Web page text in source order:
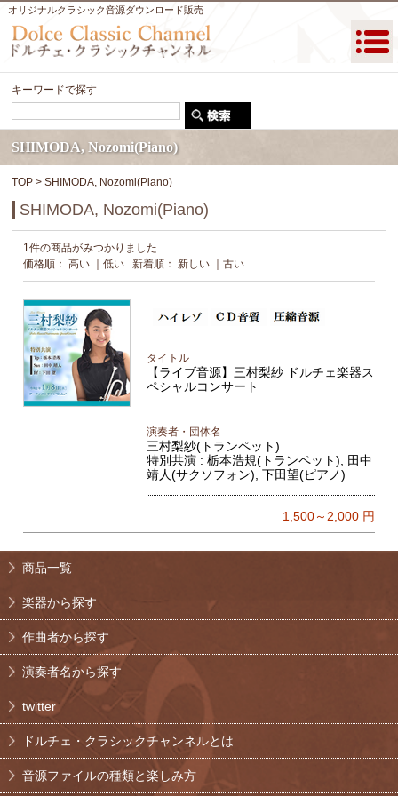
オリジナルクラシック音源ダウンロード販売
キーワードで探す
SHIMODA, Nozomi(Piano)
TOP > SHIMODA, Nozomi(Piano)
SHIMODA, Nozomi(Piano)
1件の商品がみつかりました
価格順：高い ｜低い 新着順：新しい ｜古い
タイトル
【ライブ音源】三村梨紗 ドルチェ楽器ス
ペシャルコンサート
演奏者・団体名
三村梨紗(トランペット)
特別共演 : 栃本浩規(トランペット), 田中
靖人(サクソフォン), 下田望(ピアノ)
1,500～2,000円
商品一覧
楽器から探す
作曲者から探す
演奏者名から探す
twitter
ドルチェ・クラシックチャンネルとは
音源ファイルの種類と楽しみ方